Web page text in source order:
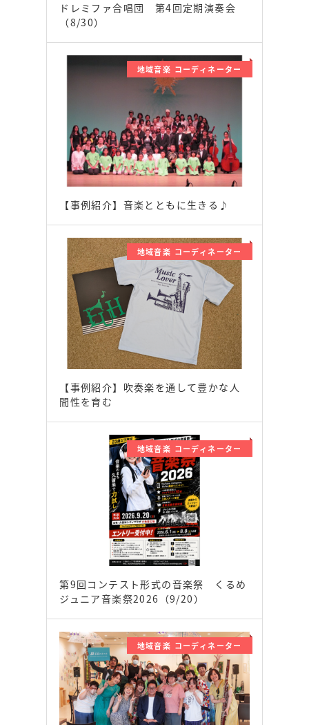
ドレミファ合唱団 第4回定期演奏会
（8/30）
地域音楽 コーディネーター
【事例紹介】音楽とともに生きる♪
地域音楽 コーディネーター
【事例紹介】吹奏楽を通して豊かな人
間性を育む
地域音楽 コーディネーター
第9回コンテスト形式の音楽祭 くるめ
ジュニア音楽祭2026（9/20）
地域音楽 コーディネーター